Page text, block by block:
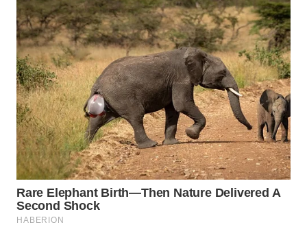
KONSUMEN
WAHANA
LISTRIK
WAHANA
TRAVEL
WAHANA
TV
WAHANANEWS
ID